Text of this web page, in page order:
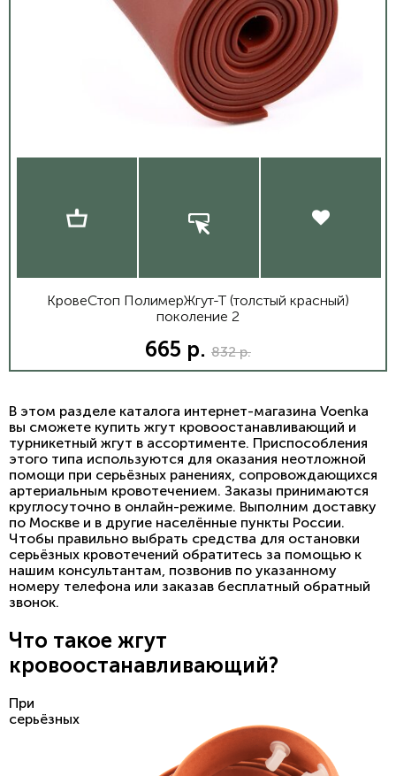
КровеСтоп ПолимерЖгут-Т (толстый красный)
поколение 2
665 р. 832 р.
В этом разделе каталога интернет-магазина Voenka
вы сможете купить жгут кровоостанавливающий и
турникетный жгут в ассортименте. Приспособления
этого типа используются для оказания неотложной
помощи при серьёзных ранениях, сопровождающихся
артериальным кровотечением. Заказы принимаются
круглосуточно в онлайн-режиме. Выполним доставку
по Москве и в другие населённые пункты России.
Чтобы правильно выбрать средства для остановки
серьёзных кровотечений обратитесь за помощью к
нашим консультантам, позвонив по указанному
номеру телефона или заказав бесплатный обратный
звонок.
Что такое жгут
кровоостанавливающий?
При
серьёзных